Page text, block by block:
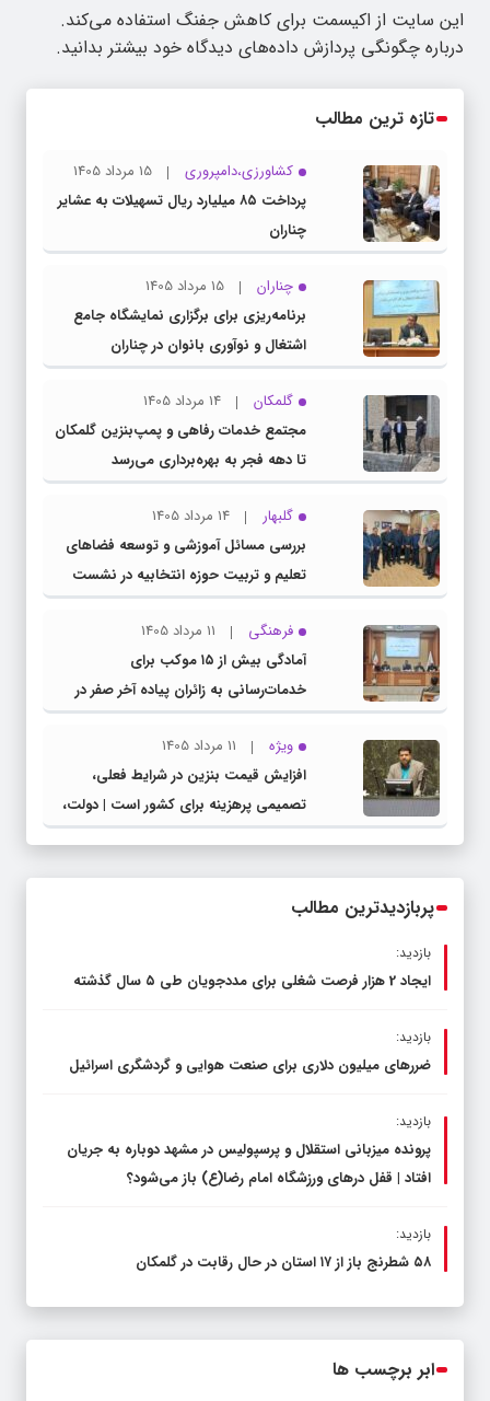
این سایت از اکیسمت برای کاهش جفنگ استفاده می‌کند.
درباره چگونگی پردازش داده‌های دیدگاه خود بیشتر بدانید.
تازه ترین مطالب
کشاورزی،دامپروری
15 مرداد 1405
پرداخت ۸۵ میلیارد ریال تسهیلات به عشایر
چناران
چناران
15 مرداد 1405
برنامه‌ریزی برای برگزاری نمایشگاه جامع
اشتغال و نوآوری بانوان در چناران
گلمکان
14 مرداد 1405
مجتمع خدمات رفاهی و پمپ‌بنزین گلمکان
تا دهه فجر به بهره‌برداری می‌رسد
گلبهار
14 مرداد 1405
بررسی مسائل آموزشی و توسعه فضاهای
تعلیم و تربیت حوزه انتخابیه در نشست
مشترک عضو کمیسیون آموزش مجلس با
مدیرکل آموزش و پرورش خراسان رضوی
فرهنگی
11 مرداد 1405
آمادگی بیش از ۱۵ موکب برای
خدمات‌رسانی به زائران پیاده آخر صفر در
شهرستان چناران
ویژه
11 مرداد 1405
افزایش قیمت بنزین در شرایط فعلی،
تصمیمی پرهزینه برای کشور است | دولت،
قاچاق سوخت و عوامل اصلی ناترازی را
پربازدیدترین مطالب
بازدید:
ایجاد 2 هزار فرصت شغلی برای مددجویان طی ۵ سال گذشته
بازدید:
ضررهای میلیون دلاری برای صنعت هوایی و گردشگری اسرائیل
بازدید:
پرونده میزبانی استقلال و پرسپولیس در مشهد دوباره به جریان
افتاد | قفل در‌های ورزشگاه امام رضا(ع) باز می‌شود؟
بازدید:
۵۸ شطرنج‌ باز از ۱۷ استان در حال رقابت در گلمکان
ابر برچسب ها